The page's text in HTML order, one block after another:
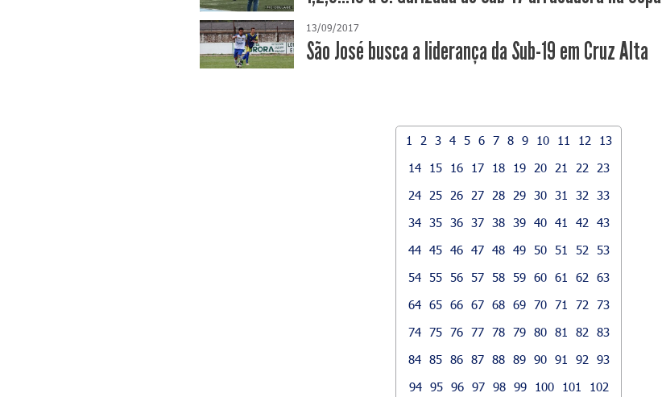
13/09/2017
São José busca a liderança da Sub-19 em Cruz Alta
1 2 3 4 5 6 7 8 9 10 11 12
13
14
15 16 17 18 19 20 21 22
23
24
25 26 27 28 29 30 31 32
33
34 35 36 37 38 39 40 41 42
43
44 45 46 47 48 49 50 51 52
53
54 55 56 57 58 59 60 61 62
63
64 65 66 67 68 69 70 71 72
73
74 75 76 77 78 79 80 81 82
83
84 85 86 87 88 89 90 91 92
93
94 95 96 97 98 99 100 101
102